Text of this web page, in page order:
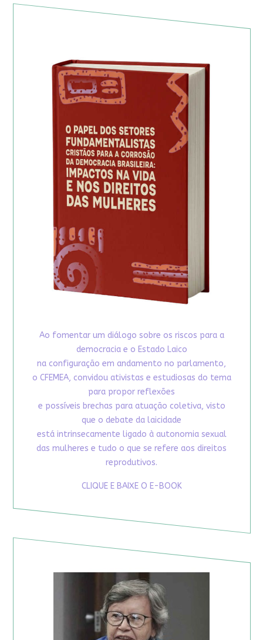
Ao fomentar um diálogo sobre os riscos para a
democracia e o Estado Laico
na configuração em andamento no parlamento,
o CFEMEA, convidou ativistas e estudiosas do tema
para propor reflexões
e possíveis brechas para atuação coletiva, visto
que o debate da laicidade
está intrinsecamente ligado à autonomia sexual
das mulheres e tudo o que se refere aos direitos
reprodutivos.
CLIQUE E BAIXE O E-BOOK